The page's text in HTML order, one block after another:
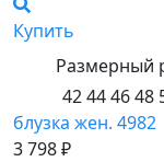
Купить
Размерный
42 44 46 48
блузка жен. 4982
3 798 ₽